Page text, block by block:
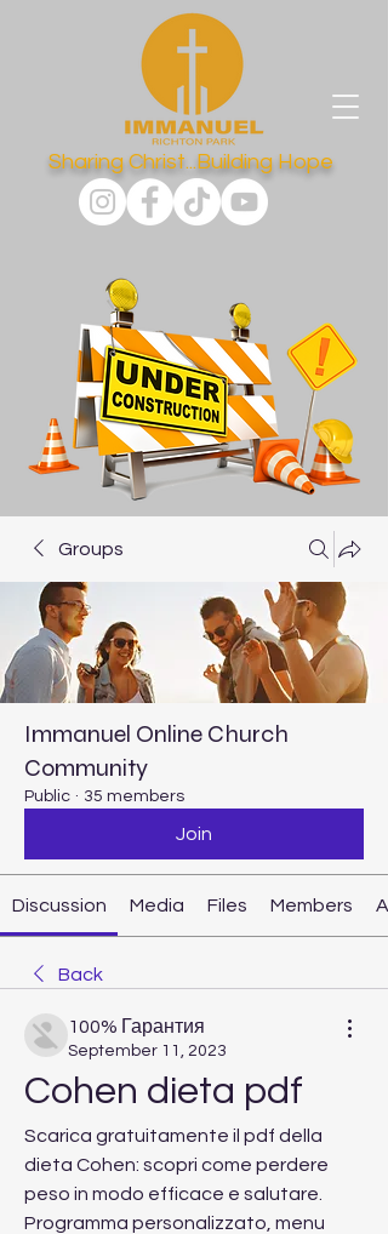
Sharing Christ...Building Hope
Groups
Immanuel Online Church
Community
Public · 35 members
Join
Discussion Media Files Members
Back
100% Гарантия
September 11, 2023
Cohen dieta pdf
Scarica gratuitamente il pdf della
dieta Cohen: scopri come perdere
peso in modo efficace e salutare.
Programma personalizzato, menu